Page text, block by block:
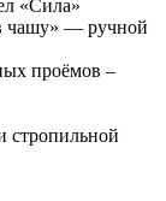
«Сила»
чашу» — ручной
проёмов –
стропильной